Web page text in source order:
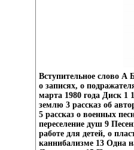
Вступительное слово
о записях, о
марта 1980 года Диск
землю 3 рассказ об
5 рассказ о военных
переселение душ 9
работе для детей, о
каннибализме 13 Одна